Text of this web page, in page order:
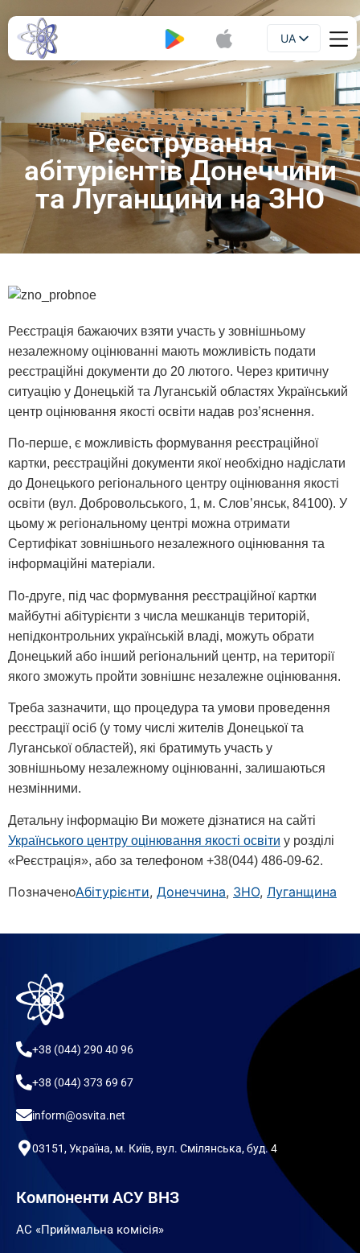
UA
EN
Реєстрування
абітурієнтів Донеччини
та Луганщини на ЗНО
Реєстрація бажаючих взяти участь у зовнішньому
незалежному оцінюванні мають можливість подати
реєстраційні документи до 20 лютого. Через критичну
ситуацію у Донецькій та Луганській областях Український
центр оцінювання якості освіти надав роз’яснення.
По-перше, є можливість формування реєстраційної
картки, реєстраційні документи якої необхідно надіслати
до Донецького регіонального центру оцінювання якості
освіти (вул. Добровольського, 1, м. Словʼянськ, 84100). У
цьому ж регіональному центрі можна отримати
Сертифікат зовнішнього незалежного оцінювання та
інформаційні матеріали.
По-друге, під час формування реєстраційної картки
майбутні абітурієнти з числа мешканців територій,
непідконтрольних українській владі, можуть обрати
Донецький або інший регіональний центр, на території
якого зможуть пройти зовнішнє незалежне оцінювання.
Треба зазначити, що процедура та умови проведення
реєстрації осіб (у тому числі жителів Донецької та
Луганської областей), які братимуть участь у
зовнішньому незалежному оцінюванні, залишаються
незмінними.
Детальну інформацію Ви можете дізнатися на сайті
Українського центру оцінювання якості освіти у розділі
«Реєстрація», або за телефоном +38(044) 486-09-62.
ПозначеноАбітурієнти, Донеччина, ЗНО, Луганщина
+38 (044) 290 40 96
+38 (044) 373 69 67
inform@osvita.net
03151, Україна, м. Київ, вул. Смілянська, буд. 4
Компоненти АСУ ВНЗ
АС «Приймальна комісія»